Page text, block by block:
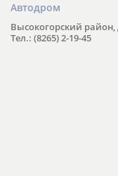
Автодром
Высокогорский
Тел.: (8265) 2-19-45